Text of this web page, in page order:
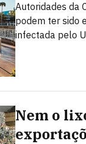
Autoridades da
podem ter sido
infectada pelo
Nem o